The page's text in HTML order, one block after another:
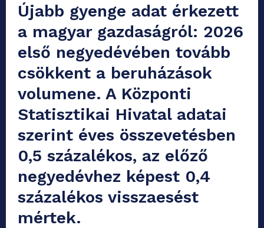
Újabb gyenge adat érkezett
a magyar gazdaságról: 2026
első negyedévében tovább
csökkent a beruházások
volumene. A Központi
Statisztikai Hivatal adatai
szerint éves összevetésben
0,5 százalékos, az előző
negyedévhez képest 0,4
százalékos visszaesést
mértek.